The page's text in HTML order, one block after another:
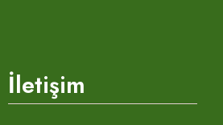
İletişim